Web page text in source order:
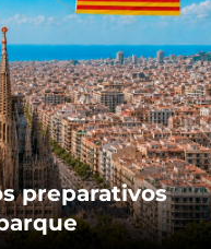
preparativos